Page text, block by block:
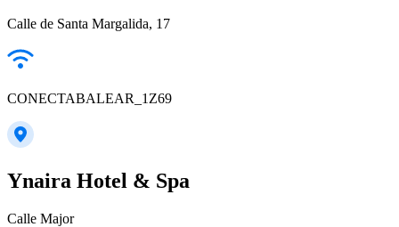
Calle de Santa Margalida, 17
CONECTABALEAR_1Z69
Ynaira Hotel & Spa
Calle Major